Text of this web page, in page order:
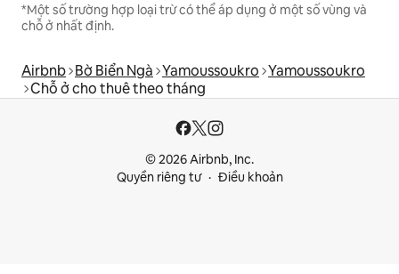
*Một số trường hợp loại trừ có thể áp dụng ở một số vùng và
chỗ ở nhất định.
Airbnb Bờ Biển Ngà Yamoussoukro Yamoussoukro
Chỗ ở cho thuê theo tháng
© 2026 Airbnb, Inc.
Quyền riêng tư
Điều khoản